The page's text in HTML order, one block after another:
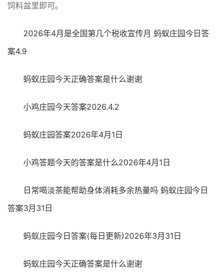
饲料盆里即可。
2026年4月是全国第几个税收宣传月 蚂蚁庄园今日答
案4.9
蚂蚁庄园今天正确答案是什么谢谢
小鸡庄园今天答案2026.4.2
蚂蚁庄园答案2026年4月1日
小鸡答题今天的答案是什么2026年4月1日
日常喝淡茶能帮助身体消耗多余热量吗 蚂蚁庄园今日
答案3月31日
蚂蚁庄园今日答案(每日更新)2026年3月31日
蚂蚁庄园今天正确答案是什么谢谢